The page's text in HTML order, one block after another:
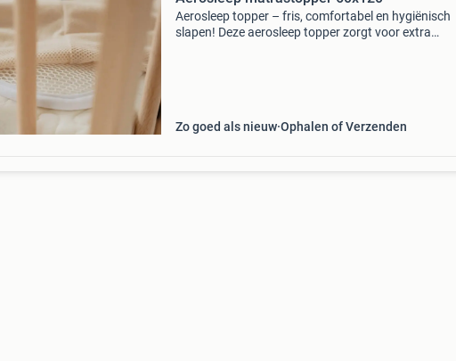
Aerosleep topper – fris, comfortabel en hygiënisch
slapen! Deze aerosleep topper zorgt voor extra
Zo goed als nieuw Ophalen of Verzenden